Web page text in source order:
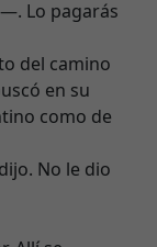
Lo pagarás
del camino
en su
como de
No le dio